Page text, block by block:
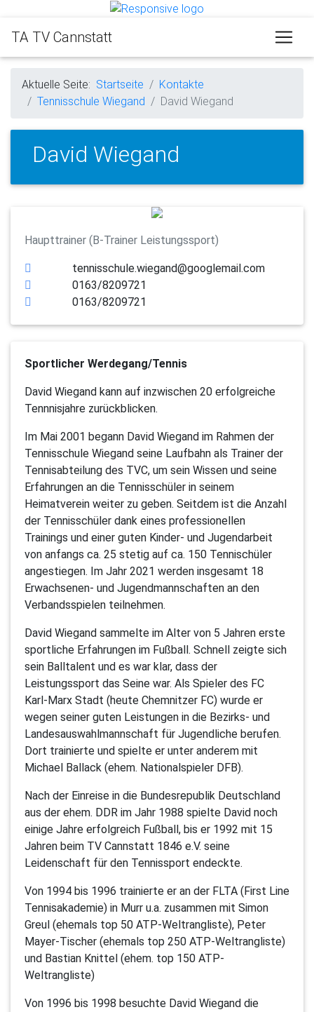
TA TV Cannstatt
Aktuelle Seite: Startseite
Kontakte
Tennisschule Wiegand
David Wiegand
David Wiegand
Haupttrainer (B-Trainer Leistungssport)
tennisschule.wiegand@googlemail.com
0163/8209721
0163/8209721
Sportlicher Werdegang/Tennis
David Wiegand kann auf inzwischen 20 erfolgreiche
Tennnisjahre zurückblicken.
Im Mai 2001 begann David Wiegand im Rahmen der
Tennisschule Wiegand seine Laufbahn als Trainer der
Tennisabteilung des TVC, um sein Wissen und seine
Erfahrungen an die Tennisschüler in seinem
Heimatverein weiter zu geben. Seitdem ist die Anzahl
der Tennisschüler dank eines professionellen
Trainings und einer guten Kinder- und Jugendarbeit
von anfangs ca. 25 stetig auf ca. 150 Tennischüler
angestiegen. Im Jahr 2021 werden insgesamt 18
Erwachsenen- und Jugendmannschaften an den
Verbandsspielen teilnehmen.
David Wiegand sammelte im Alter von 5 Jahren erste
sportliche Erfahrungen im Fußball. Schnell zeigte sich
sein Balltalent und es war klar, dass der
Leistungssport das Seine war. Als Spieler des FC
Karl-Marx Stadt (heute Chemnitzer FC) wurde er
wegen seiner guten Leistungen in die Bezirks- und
Landesauswahlmannschaft für Jugendliche berufen.
Dort trainierte und spielte er unter anderem mit
Michael Ballack (ehem. Nationalspieler DFB).
Nach der Einreise in die Bundesrepublik Deutschland
aus der ehem. DDR im Jahr 1988 spielte David noch
einige Jahre erfolgreich Fußball, bis er 1992 mit 15
Jahren beim TV Cannstatt 1846 e.V. seine
Leidenschaft für den Tennissport endeckte.
Von 1994 bis 1996 trainierte er an der FLTA (First Line
Tennisakademie) in Murr u.a. zusammen mit Simon
Greul (ehemals top 50 ATP-Weltrangliste), Peter
Mayer-Tischer (ehemals top 250 ATP-Weltrangliste)
und Bastian Knittel (ehem. top 150 ATP-
Weltrangliste)
Von 1996 bis 1998 besuchte David Wiegand die